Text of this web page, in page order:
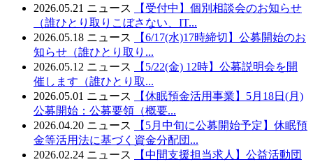
2026.05.21 ニュース
【受付中】個別相談会のお知らせ
（誰ひとり取りこぼさない、IT...
2026.05.18 ニュース
【6/17(水)17時締切】公募開始のお
知らせ（誰ひとり取り...
2026.05.12 ニュース
【5/22(金) 12時】公募説明会を開
催します（誰ひとり取...
2026.05.01 ニュース
【休眠預金活用事業】5月18日(月)
公募開始：公募要領（概要...
2026.04.20 ニュース
【5月中旬に公募開始予定】休眠預
金等活用法に基づく資金分配団...
2026.02.24 ニュース
【中間支援担当求人】公益活動団